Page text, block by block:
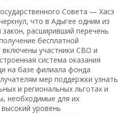
Совета — Хасэ
что в Адыгее одним из
расширивший перечень
бесплатной
участники СВО и
система оказания
на базе филиала фонда
мер поддержки узнать
и региональных льготах и
необходимые для их
уровень